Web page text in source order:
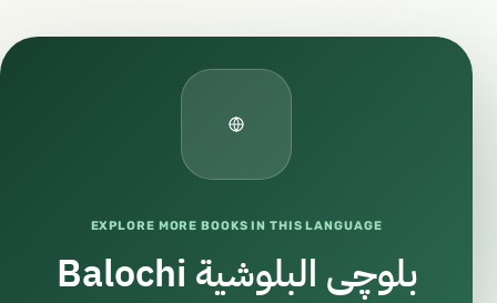
EXPLORE MORE BOOKS IN THIS LANGUAGE
Balochi بلوچی البلوشية